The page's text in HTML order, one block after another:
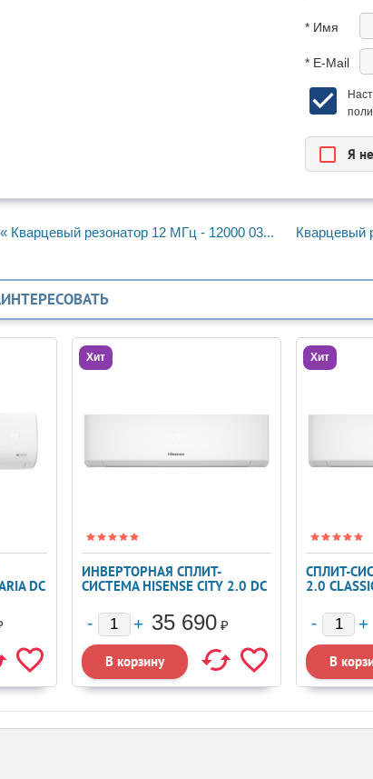
* Имя
* E-Mail
Я
« Кварцевый резонатор 12 МГц - 12000 03... Кварцевый
DC
Хит
ИНВЕРТОРНАЯ СПЛИТ-
СИСТЕМА HISENSE CITY 2.0 DC
35 690 ₽
Хит
СПЛИТ-
2.0